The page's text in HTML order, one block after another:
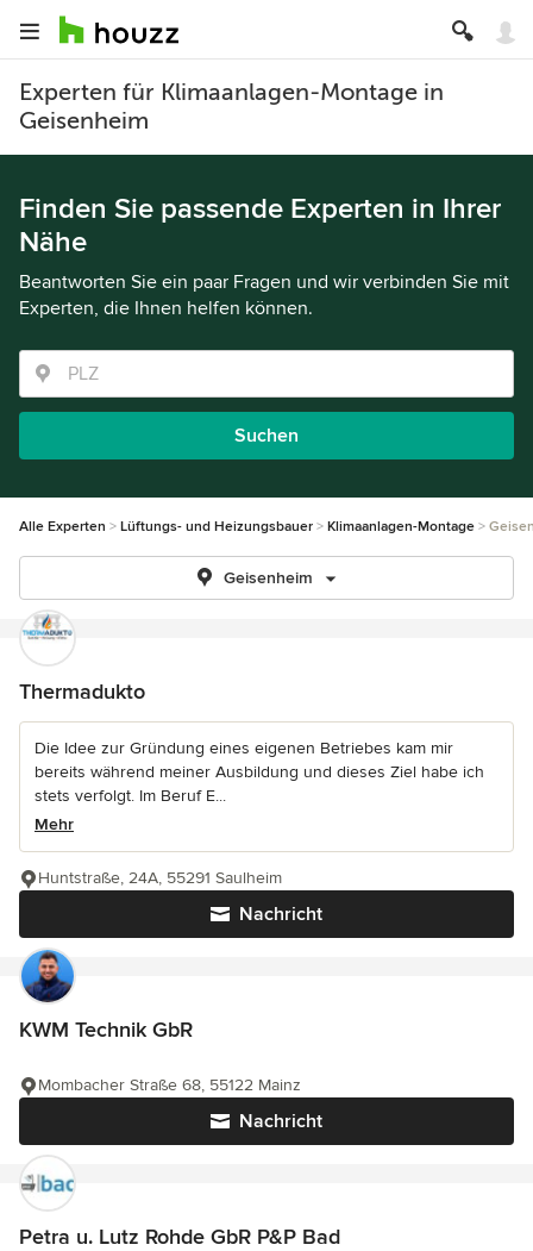
Experten für Klimaanlagen-Montage in
Geisenheim
Finden Sie passende Experten in Ihrer
Nähe
Beantworten Sie ein paar Fragen und wir verbinden Sie mit
Experten, die Ihnen helfen können.
Suchen
Alle Experten Lüftungs- und Heizungsbauer Klimaanlagen-Montage
Geisenheim
Thermadukto
Die Idee zur Gründung eines eigenen Betriebes kam mir
bereits während meiner Ausbildung und dieses Ziel habe ich
stets verfolgt. Im Beruf E...
Mehr
Nachricht
Huntstraße, 24A, 55291 Saulheim
KWM Technik GbR
Nachricht
Mombacher Straße 68, 55122 Mainz
Petra u. Lutz Rohde GbR P&P Bad